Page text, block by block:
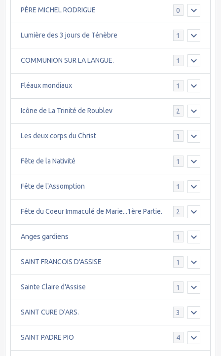
PÈRE MICHEL RODRIGUE 0
Lumière des 3 jours de Ténèbre 1
COMMUNION SUR LA LANGUE. 1
Fléaux mondiaux 1
Icône de La Trinité de Roublev 2
Les deux corps du Christ 1
Fête de la Nativité 1
Fête de l'Assomption 1
Fête du Coeur Immaculé de Marie...1ère Partie. 2
Anges gardiens 1
SAINT FRANCOIS D'ASSISE 1
Sainte Claire d'Assise 1
SAINT CURE D'ARS. 3
SAINT PADRE PIO 4